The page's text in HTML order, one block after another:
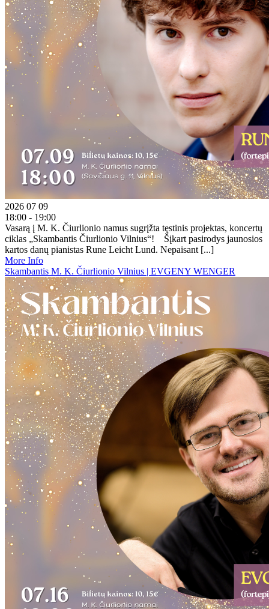
2026 07 09
18:00 - 19:00
Vasarą į M. K. Čiurlionio namus sugrįžta tęstinis projektas, koncertų
ciklas „Skambantis Čiurlionio Vilnius“! Šįkart pasirodys jaunosios
kartos danų pianistas Rune Leicht Lund. Nepaisant [...]
More Info
Skambantis M. K. Čiurlionio Vilnius | EVGENY WENGER